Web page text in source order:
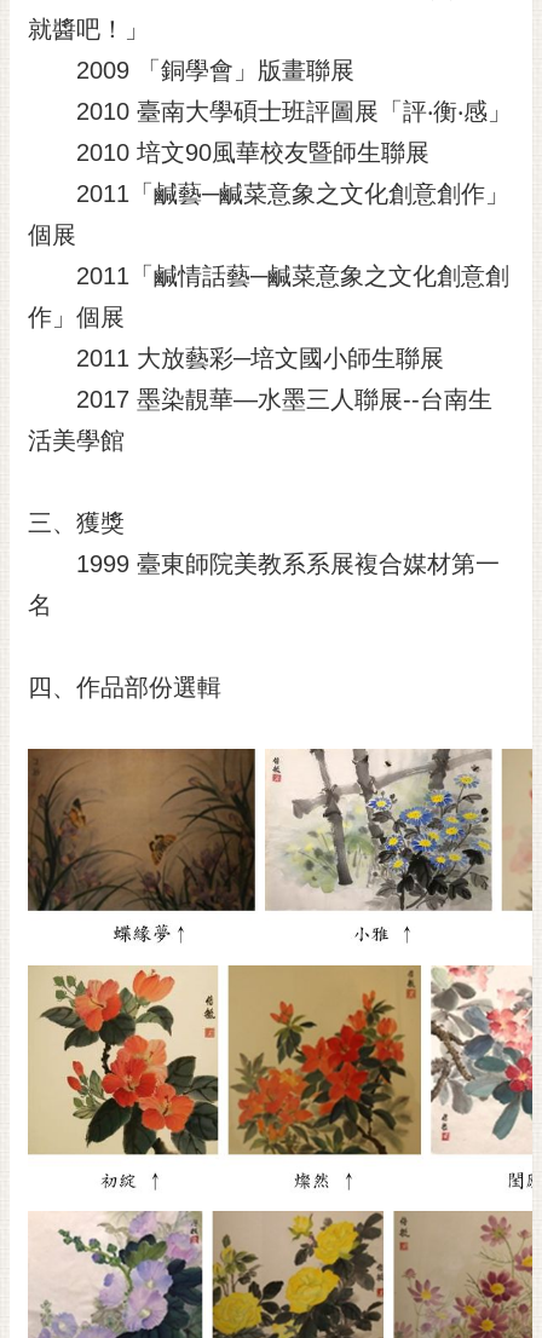
就醬吧！」
2009 「銅學會」版畫聯展
2010 臺南大學碩士班評圖展「評‧衡‧感」
2010 培文90風華校友暨師生聯展
2011「鹹藝─鹹菜意象之文化創意創作」
個展
2011「鹹情話藝─鹹菜意象之文化創意創
作」個展
2011 大放藝彩─培文國小師生聯展
2017 墨染靚華—水墨三人聯展--台南生
活美學館
三、獲獎
1999 臺東師院美教系系展複合媒材第一
名
四、作品部份選輯